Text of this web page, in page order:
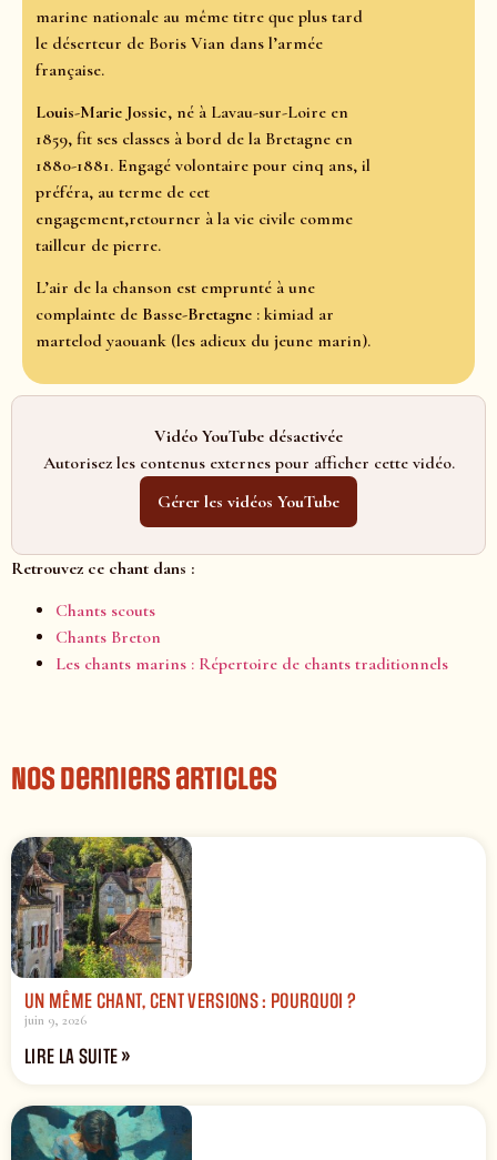
marine nationale au même titre que plus tard
le déserteur de Boris Vian dans l’armée
française.
Louis-Marie Jossic, né à Lavau-sur-Loire en
1859, fit ses classes à bord de la Bretagne en
1880-1881. Engagé volontaire pour cinq ans, il
préféra, au terme de cet
engagement,retourner à la vie civile comme
tailleur de pierre.
L’air de la chanson est emprunté à une
complainte de Basse-Bretagne : kimiad ar
martelod yaouank (les adieux du jeune marin).
Vidéo YouTube désactivée
Autorisez les contenus externes pour afficher cette vidéo.
Gérer les vidéos YouTube
Retrouvez ce chant dans :
Chants scouts
Chants Breton
Les chants marins : Répertoire de chants traditionnels
Nos derniers articles
UN MÊME CHANT, CENT VERSIONS : POURQUOI ?
juin 9, 2026
LIRE LA SUITE »